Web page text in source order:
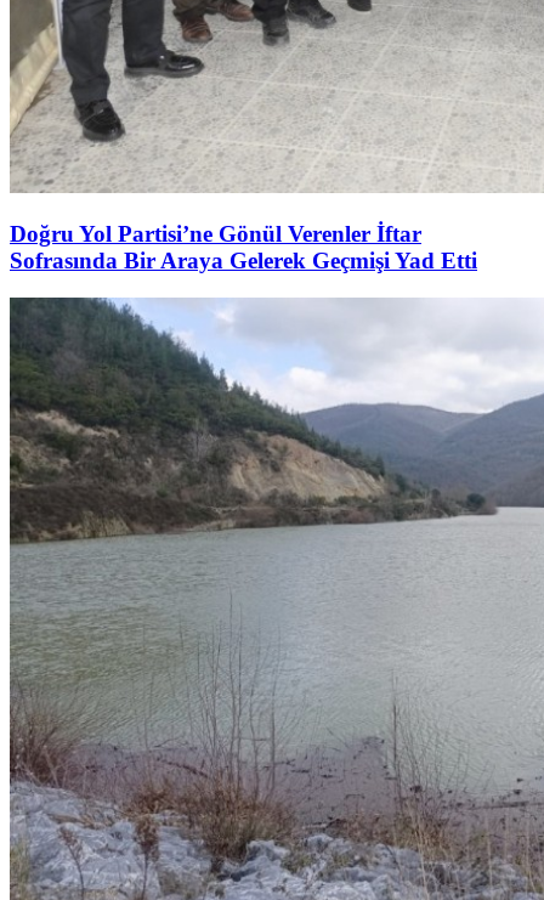
Doğru Yol Partisi’ne Gönül Verenler İftar
Sofrasında Bir Araya Gelerek Geçmişi Yad Etti